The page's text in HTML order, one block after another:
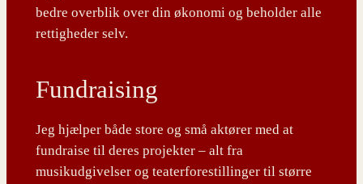
bedre overblik over din økonomi og beholder alle
rettigheder selv.
Fundraising
Jeg hjælper både store og små aktører med at
fundraise til deres projekter – alt fra
musikudgivelser og teaterforestillinger til større